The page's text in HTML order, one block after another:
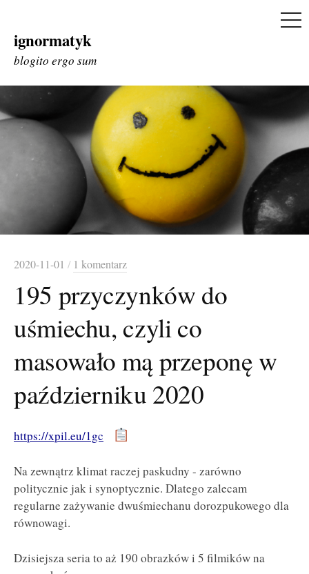
Skip
to
ignormatyk
blogito ergo sum
2020-11-01 / 1 komentarz
195 przyczynków do
uśmiechu, czyli co
masowało mą przeponę w
październiku 2020
https://xpil.eu/1gc
Na zewnątrz klimat raczej paskudny - zarówno
politycznie jak i synoptycznie. Dlatego zalecam
regularne zażywanie dwuśmiechanu dorozpukowego dla
równowagi.
Dzisiejsza seria to aż 190 obrazków i 5 filmików na